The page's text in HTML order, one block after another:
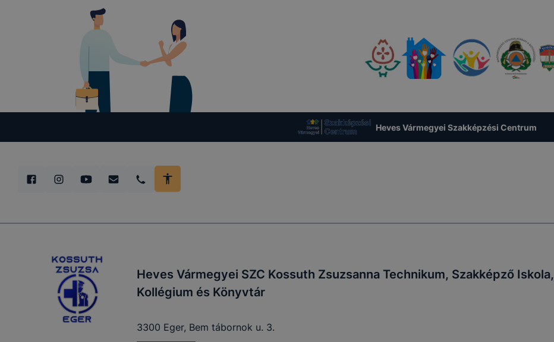
Heves Vármegyei Szakképzési Centrum
Heves Vármegyei SZC Kossuth Zsuzsanna Technikum, Szakképző Iskola,
Kollégium és Könyvtár
3300 Eger, Bem tábornok u. 3.